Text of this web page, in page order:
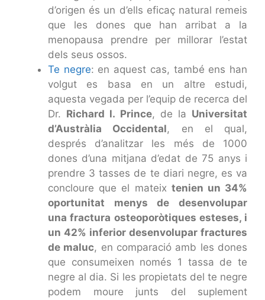
d’origen és un d’ells eficaç natural remeis
que les dones que han arribat a la
menopausa prendre per millorar l’estat
dels seus ossos.
Te negre: en aquest cas, també ens han
volgut es basa en un altre estudi,
aquesta vegada per l’equip de recerca del
Dr. Richard l. Prince, de la Universitat
d’Austràlia Occidental, en el qual,
després d’analitzar les més de 1000
dones d’una mitjana d’edat de 75 anys i
prendre 3 tasses de te diari negre, es va
concloure que el mateix tenien un 34%
oportunitat menys de desenvolupar
una fractura osteoporòtiques esteses, i
un 42% inferior desenvolupar fractures
de maluc, en comparació amb les dones
que consumeixen només 1 tassa de te
negre al dia. Si les propietats del te negre
podem moure junts del suplement